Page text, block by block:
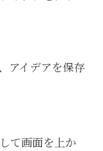
アイデアを保存
て画面を上か